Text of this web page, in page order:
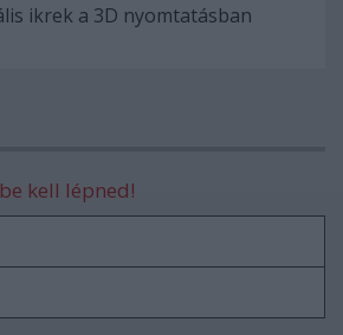
ikrek a 3D nyomtatásban
kell lépned!